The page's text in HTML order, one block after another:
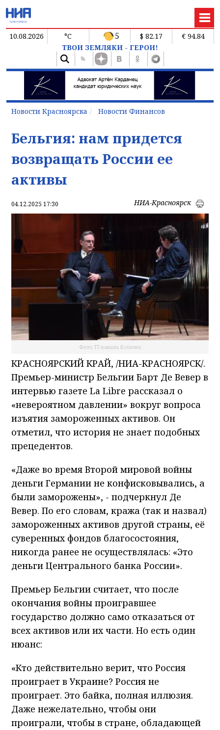
10.08.2026 °C 5 $ 82.17
€ 94.84
ТВОИ ЗЕМЛЯКИ - ГЕРОИ!
Новости Красноярска Новости Финансов
Бельгия: нам придется
возвращать России ее
активы
04.12.2025 17:30 НИА-Красноярск
Фото ТГ-канала Kotnews
КРАСНОЯРСКИЙ КРАЙ, /НИА-КРАСНОЯРСК/.
Премьер-министр Бельгии Барт Де Вевер в
интервью газете La Libre рассказал о
«невероятном давлении» вокруг вопроса
изъятия замороженных активов. Он
отметил, что история не знает подобных
прецедентов.
«Даже во время Второй мировой войны
деньги Германии не конфисковывались, а
были заморожены», - подчеркнул Де
Вевер. По его словам, кража (так и назвал)
замороженных активов другой страны, её
суверенных фондов благосостояния,
никогда ранее не осуществлялась: «Это
деньги Центрального банка России».
Премьер Бельгии считает, что после
окончания войны проигравшее
государство должно само отказаться от
всех активов или их части. Но есть один
нюанс:
«Кто действительно верит, что Россия
проиграет в Украине? Россия не
проиграет. Это байка, полная иллюзия.
Даже нежелательно, чтобы они
проиграли, чтобы в стране, обладающей